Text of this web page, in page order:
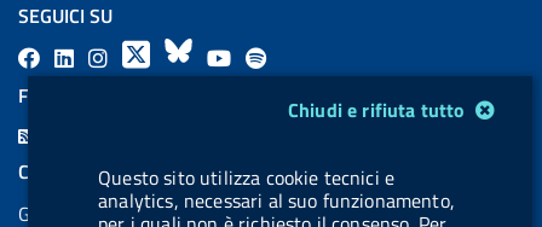
Chiudi e rifiuta tutto
Questo sito utilizza cookie tecnici e
analytics, necessari al suo funzionamento,
SEGUICI SU
F
L
l
.
X
B
s
k
Y
u
b
l
l
.
FEED RSS
COOKIES
Gestione cookie